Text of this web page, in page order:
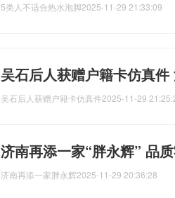
5类人不适合热水泡脚2025-11-29 21:33:09
吴石后人获赠户籍卡仿真
吴石后人获赠户籍卡仿真件2025-11-29
济南再添一家“胖永辉” 品
济南再添一家胖永辉2025-11-29 20:36:28